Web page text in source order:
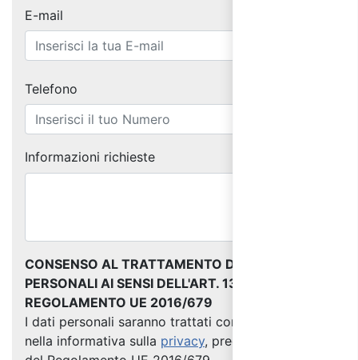
E-mail
Telefono
Informazioni richieste
CONSENSO AL TRATTAMENTO DEI DATI
PERSONALI AI SENSI DELL'ART. 13 DEL
REGOLAMENTO UE 2016/679
I dati personali saranno trattati come indicato
nella informativa sulla privacy, predisposta ai sensi